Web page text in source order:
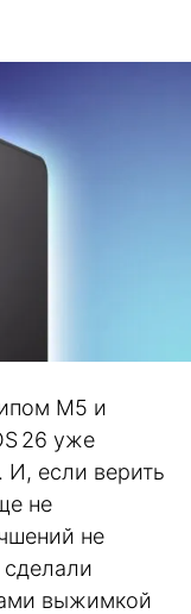
M5 и
26 уже
И, если верить
не
не
выжимкой